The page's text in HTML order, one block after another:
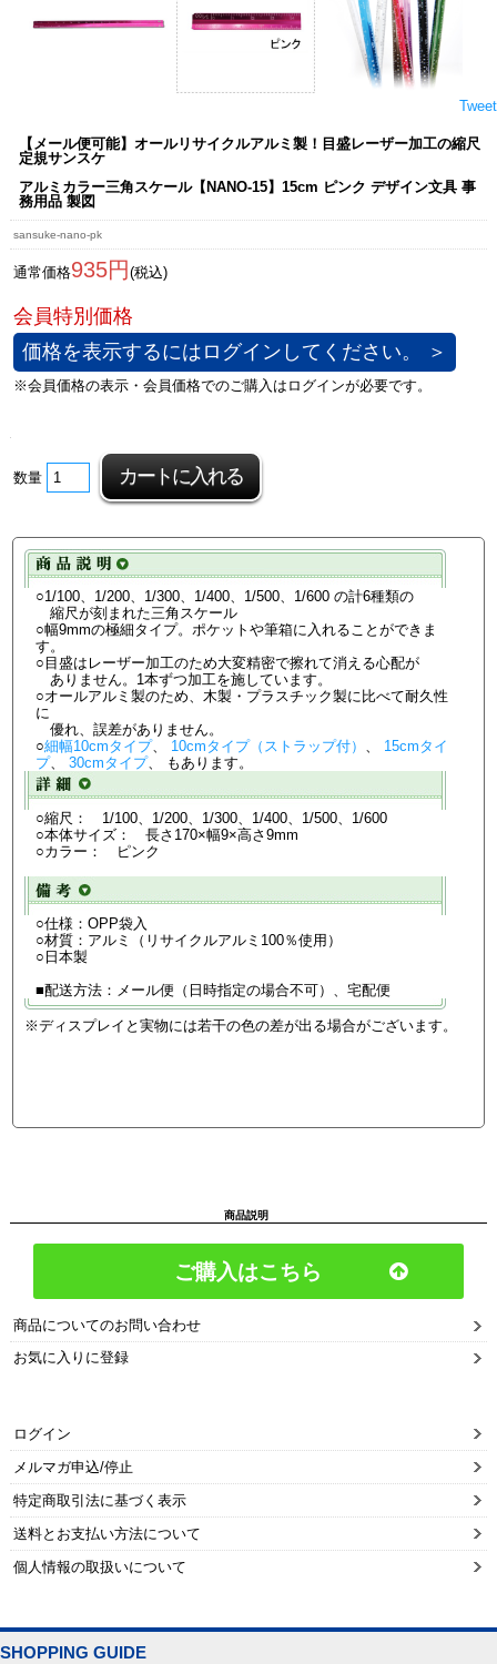
Tweet
【メール便可能】オールリサイクルアルミ製！目盛レーザー加工の縮尺
定規サンスケ
アルミカラー三角スケール【NANO-15】15cm ピンク デザイン文具 事
務用品 製図
sansuke-nano-pk
通常価格935円 (税込)
価格を表示するにはログインしてください。 ＞
数量
○1/100、1/200、1/300、1/400、1/500、1/600 の計6種類の
縮尺が刻まれた三角スケール
○幅9mmの極細タイプ。ポケットや筆箱に入れることができま
す。
○目盛はレーザー加工のため大変精密で擦れて消える心配が
ありません。1本ずつ加工を施しています。
○オールアルミ製のため、木製・プラスチック製に比べて耐久性
に
優れ、誤差がありません。
○細幅10cmタイプ、 10cmタイプ（ストラップ付）
15cmタイ
プ、30cmタイプ、 もあります。
○縮尺： 1/100、1/200、1/300、1/400、1/500、1/600
○本体サイズ： 長さ170×幅9×高さ9mm
○カラー： ピンク
○仕様：OPP袋入
○材質：アルミ（リサイクルアルミ100％使用）
○日本製
■配送方法：メール便（日時指定の場合不可）、宅配便
※ディスプレイと実物には若干の色の差が出る場合がございます。
商品説明
ご購入はこちら
商品についてのお問い合わせ
お気に入りに登録
ログイン
メルマガ申込/停止
特定商取引法に基づく表示
送料とお支払い方法について
個人情報の取扱いについて
SHOPPING GUIDE